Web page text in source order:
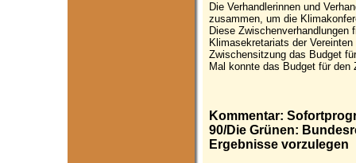
Die Verhandlerinnen und
zusammen, um die
Diese
Klimasekretariats der
Zwischensitzung das Budget
Mal konnte das Budget für den
Kommentar:
90/Die Grünen:
Ergebnisse vorzulegen